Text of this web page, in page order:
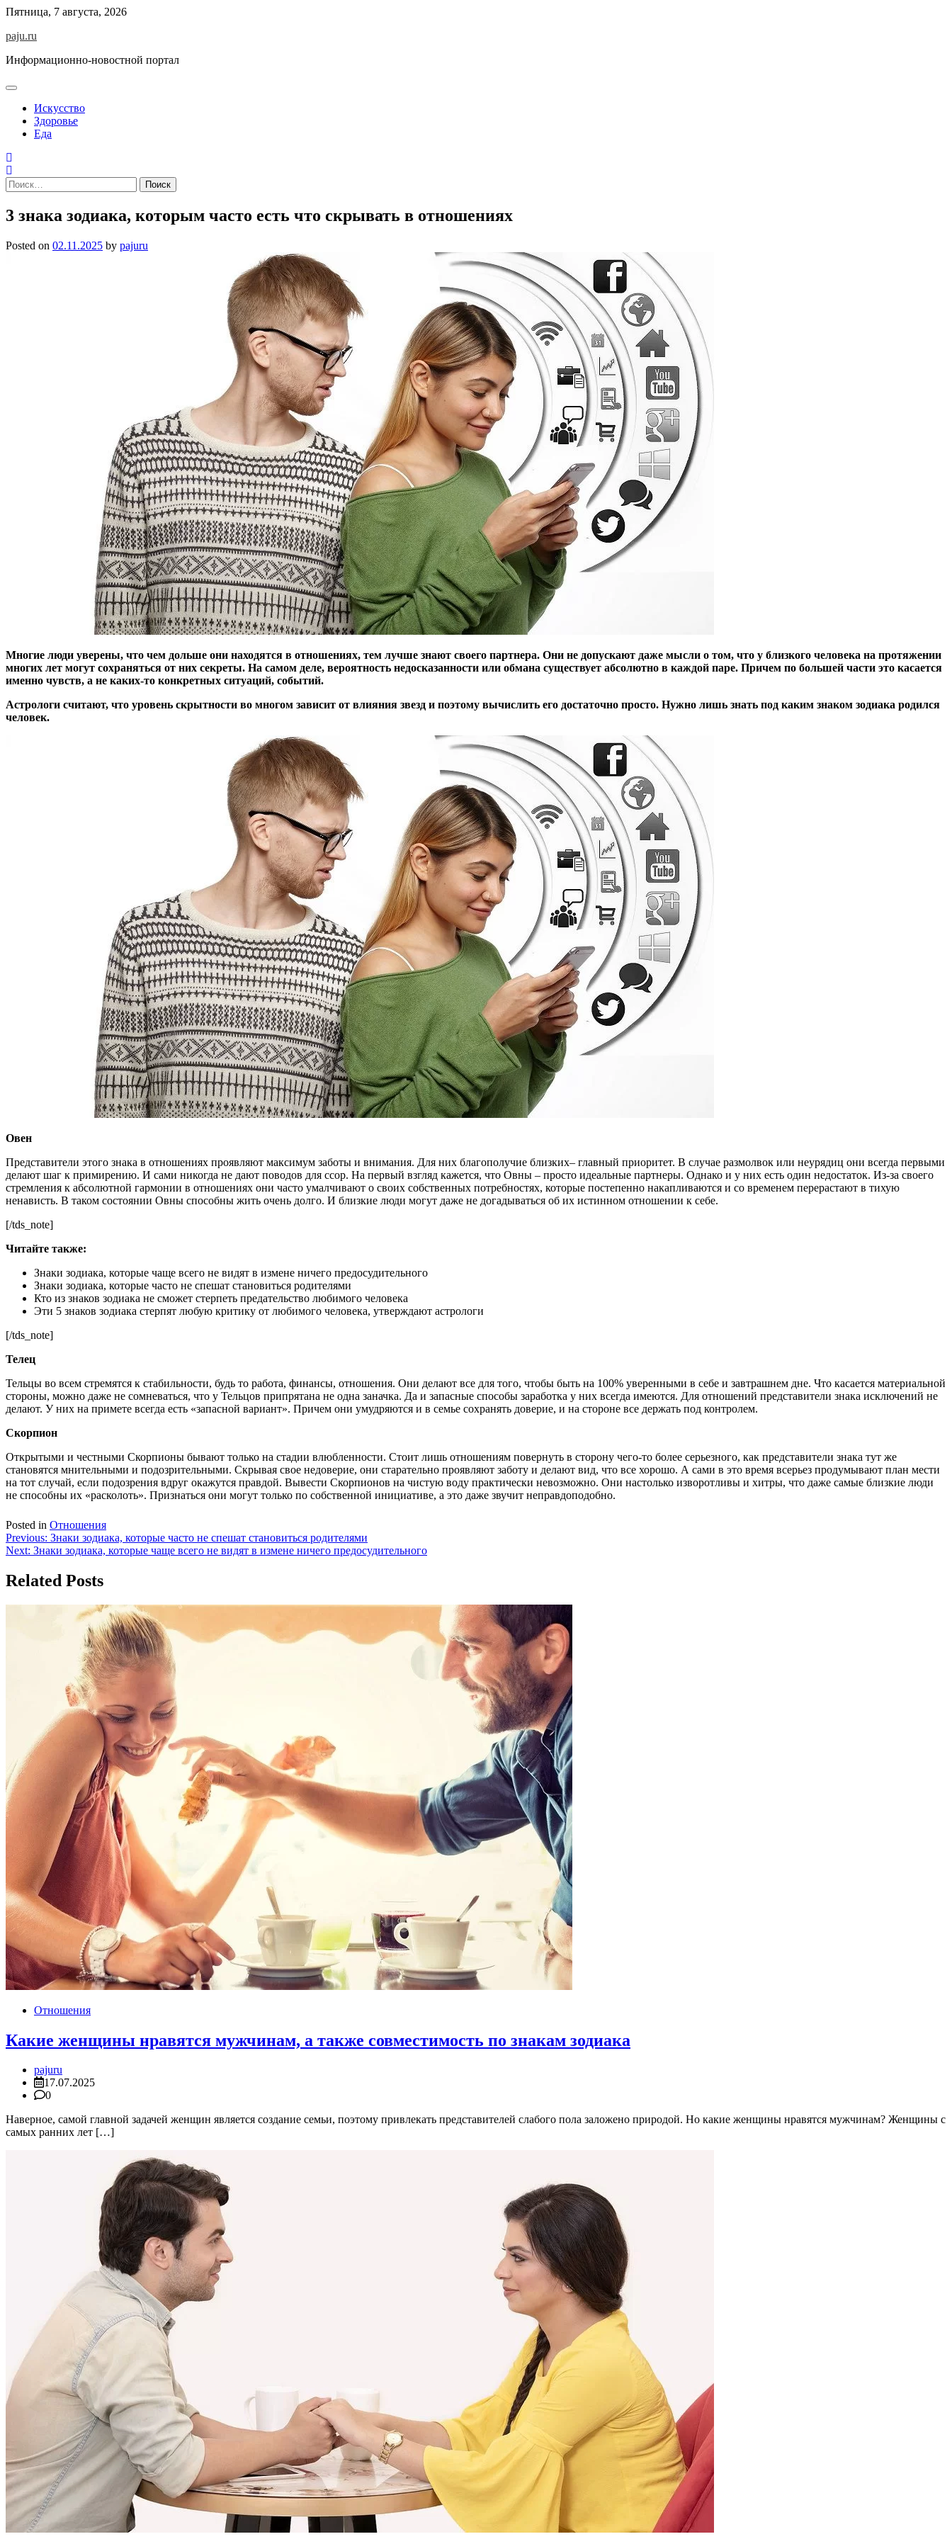
Skip
content
Пятница, 7 августа, 2026
paju.ru
Информационно-новостной портал
Искусство
Здоровье
Еда
Найти:
3 знака зодиака, которым часто есть что скрывать в отношениях
Posted on 02.11.2025 by pajuru
Многие люди уверены, что чем дольше они находятся в отношениях, тем лучше знают своего партнера. Они не допускают даже мысли о том, что у близкого человека на протяжении
многих лет могут сохраняться от них секреты. На самом деле, вероятность недосказанности или обмана существует абсолютно в каждой паре. Причем по большей части это касается
именно чувств, а не каких-то конкретных ситуаций, событий.
Астрологи считают, что уровень скрытности во многом зависит от влияния звезд и поэтому вычислить его достаточно просто. Нужно лишь знать под каким знаком зодиака родился
человек.
Овен
Представители этого знака в отношениях проявляют максимум заботы и внимания. Для них благополучие близких– главный приоритет. В случае размолвок или неурядиц они всегда первыми
делают шаг к примирению. И сами никогда не дают поводов для ссор. На первый взгляд кажется, что Овны – просто идеальные партнеры. Однако и у них есть один недостаток. Из-за своего
стремления к абсолютной гармонии в отношениях они часто умалчивают о своих собственных потребностях, которые постепенно накапливаются и со временем перерастают в тихую
ненависть. В таком состоянии Овны способны жить очень долго. И близкие люди могут даже не догадываться об их истинном отношении к себе.
[/tds_note]
Читайте также:
Знаки зодиака, которые чаще всего не видят в измене ничего предосудительного
Знаки зодиака, которые часто не спешат становиться родителями
Кто из знаков зодиака не сможет стерпеть предательство любимого человека
Эти 5 знаков зодиака стерпят любую критику от любимого человека, утверждают астрологи
[/tds_note]
Телец
Тельцы во всем стремятся к стабильности, будь то работа, финансы, отношения. Они делают все для того, чтобы быть на 100% уверенными в себе и завтрашнем дне. Что касается материальной
стороны, можно даже не сомневаться, что у Тельцов припрятана не одна заначка. Да и запасные способы заработка у них всегда имеются. Для отношений представители знака исключений не
делают. У них на примете всегда есть «запасной вариант». Причем они умудряются и в семье сохранять доверие, и на стороне все держать под контролем.
Скорпион
Открытыми и честными Скорпионы бывают только на стадии влюбленности. Стоит лишь отношениям повернуть в сторону чего-то более серьезного, как представители знака тут же
становятся мнительными и подозрительными. Скрывая свое недоверие, они старательно проявляют заботу и делают вид, что все хорошо. А сами в это время всерьез продумывают план мести
на тот случай, если подозрения вдруг окажутся правдой. Вывести Скорпионов на чистую воду практически невозможно. Они настолько изворотливы и хитры, что даже самые близкие люди
не способны их «расколоть». Признаться они могут только по собственной инициативе, а это даже звучит неправдоподобно.
Posted in Отношения
Навигация
по
записям
Previous: Знаки зодиака, которые часто не спешат становиться родителями
Next: Знаки зодиака, которые чаще всего не видят в измене ничего предосудительного
Related Posts
Отношения
Какие женщины нравятся мужчинам, а также совместимость по знакам зодиака
pajuru
17.07.2025
0
Наверное, самой главной задачей женщин является создание семьи, поэтому привлекать представителей слабого пола заложено природой. Но какие женщины нравятся мужчинам? Женщины с
самых ранних лет […]